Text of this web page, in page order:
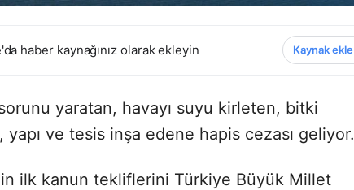
haber kaynağınız olarak ekleyin Kaynak ekle
yaratan, havayı suyu kirleten, bitki
ve tesis inşa edene hapis cezası geliyor.
ilk kanun tekliflerini Türkiye Büyük Millet